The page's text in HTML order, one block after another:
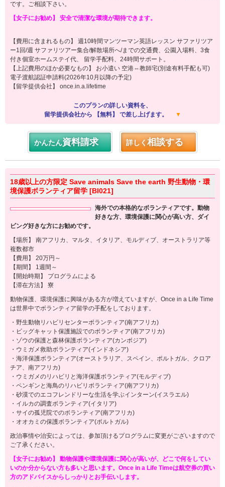
です。ご相談下さい。
【女子にお勧め】 安全で清潔な環境が期待できます。
【費用に含まれるもの】 週10時間マンツーマン英語レッスン サファリツア
ー1回/週 サファリツアー集合/解散場所へ/までの交通費、公園入場料、3食
付き個室ホームステイ代、 留学手配料、24時間サポート。
【上記費用のほか必要なもの】 お小遣い 空港⇔教師宅(別途有料手配も可)
電子渡航認証申請料(2026年10月以降の予定)
【留学提供会社】 once.in.a.lifetime
このプランの詳しい資料を、
留学提供会社から 【無料】 で差し上げます。
▼
かんたん資料請求 詳しく相談する
18歳以上の方限定 Save animals Save the earth 野生動物・環
境保護ボランティア留学 [BI021]
海外での本格的なボランティアです。動物
好きな方、環境保護に関心が高い方、ダイ
ビング好きな方にお勧めです。
【場所】 南アフリカ、マルタ、イタリア、モルディブ、オーストラリア等
複数都市
【費用】 20万円～
【期間】 1週間～
【開始時期】 プログラムによる
【滞在方法】 寮
動物保護、環境保護に興味がある方が増えていますが、Once in a Life Time
は世界中でボランティア留学の手配をしております。
・野生動物リハビリセンターボランティア(南アフリカ)
・ビッグキャット保護施設でのボランティア(南アフリカ)
・ゾウの保護と森林保護ボランティア(カンボジア)
・ウミガメ救助ボランティア(インドネシア)
・海洋保護ボランティア(オーストラリア、スペイン、ポルトガル、クロア
チア、南アフリカ)
・ウミガメのリハビリと海洋保護ボランティア(モルディブ)
・ペンギンと海鳥のリハビリボランティア(南アフリカ)
・砂漠でのエコフレンドリーな生活を学ぶインターン(イスラエル)
・イルカの調査ボランティア(イタリア)
・サイの孤児院でのボランティア(南アフリカ)
・オオカミの保護ボランティア(ポルトガル)
政治事情や治安によっては、参加頂けるプログラムに変更がございますので
ご了承ください。
【女子にお勧め】 動物保護や環境保護に関心が高いが、どこで何をしてい
いのか分からない方も多いと思います。Once in a Life Timeは航空券の買い
方のアドバイスからしっかりとお手伝いします。